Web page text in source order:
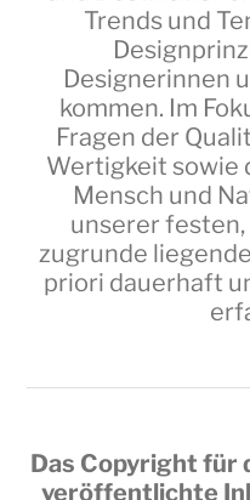
Trends und
Designerinnen
kommen. Im
Fragen der
Wertigkeit sowie
Mensch und
unserer
zugrunde
priori dauerhaft
Das Copyright für
veröffentlichte